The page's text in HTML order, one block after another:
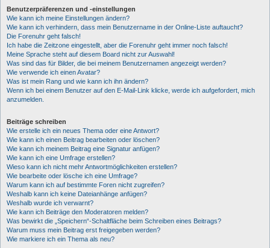
Benutzerpräferenzen und -einstellungen
Wie kann ich meine Einstellungen ändern?
Wie kann ich verhindern, dass mein Benutzername in der Online-Liste auftaucht?
Die Forenuhr geht falsch!
Ich habe die Zeitzone eingestellt, aber die Forenuhr geht immer noch falsch!
Meine Sprache steht auf diesem Board nicht zur Auswahl!
Was sind das für Bilder, die bei meinem Benutzernamen angezeigt werden?
Wie verwende ich einen Avatar?
Was ist mein Rang und wie kann ich ihn ändern?
Wenn ich bei einem Benutzer auf den E-Mail-Link klicke, werde ich aufgefordert, mich
anzumelden.
Beiträge schreiben
Wie erstelle ich ein neues Thema oder eine Antwort?
Wie kann ich einen Beitrag bearbeiten oder löschen?
Wie kann ich meinem Beitrag eine Signatur anfügen?
Wie kann ich eine Umfrage erstellen?
Wieso kann ich nicht mehr Antwortmöglichkeiten erstellen?
Wie bearbeite oder lösche ich eine Umfrage?
Warum kann ich auf bestimmte Foren nicht zugreifen?
Weshalb kann ich keine Dateianhänge anfügen?
Weshalb wurde ich verwarnt?
Wie kann ich Beiträge den Moderatoren melden?
Was bewirkt die „Speichern“-Schaltfläche beim Schreiben eines Beitrags?
Warum muss mein Beitrag erst freigegeben werden?
Wie markiere ich ein Thema als neu?